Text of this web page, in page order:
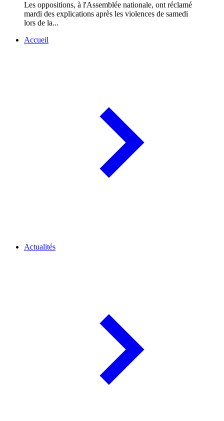
Les oppositions, à l'Assemblée nationale, ont réclamé
mardi des explications après les violences de samedi
lors de la...
Accueil
Actualités